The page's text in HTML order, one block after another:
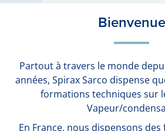
Bienvenue
Partout à travers le monde
années, Spirax Sarco dispense
formations techniques sur
Vapeur/
En France, nous dispensons